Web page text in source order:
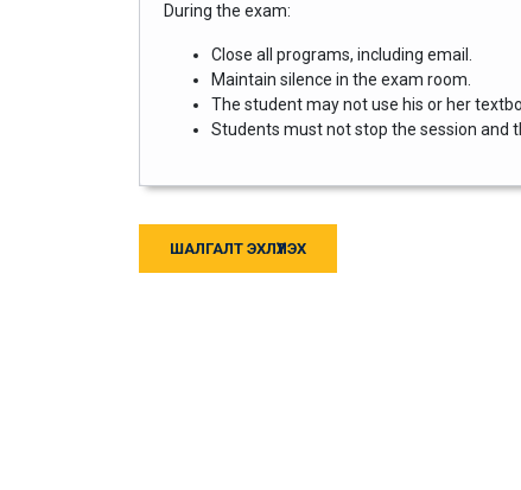
During the exam:
Close all programs, including email.
Maintain silence in the exam room.
The student may not use his or her
Students must not stop the session and
ШАЛГАЛТ ЭХЛҮҮЛЭХ